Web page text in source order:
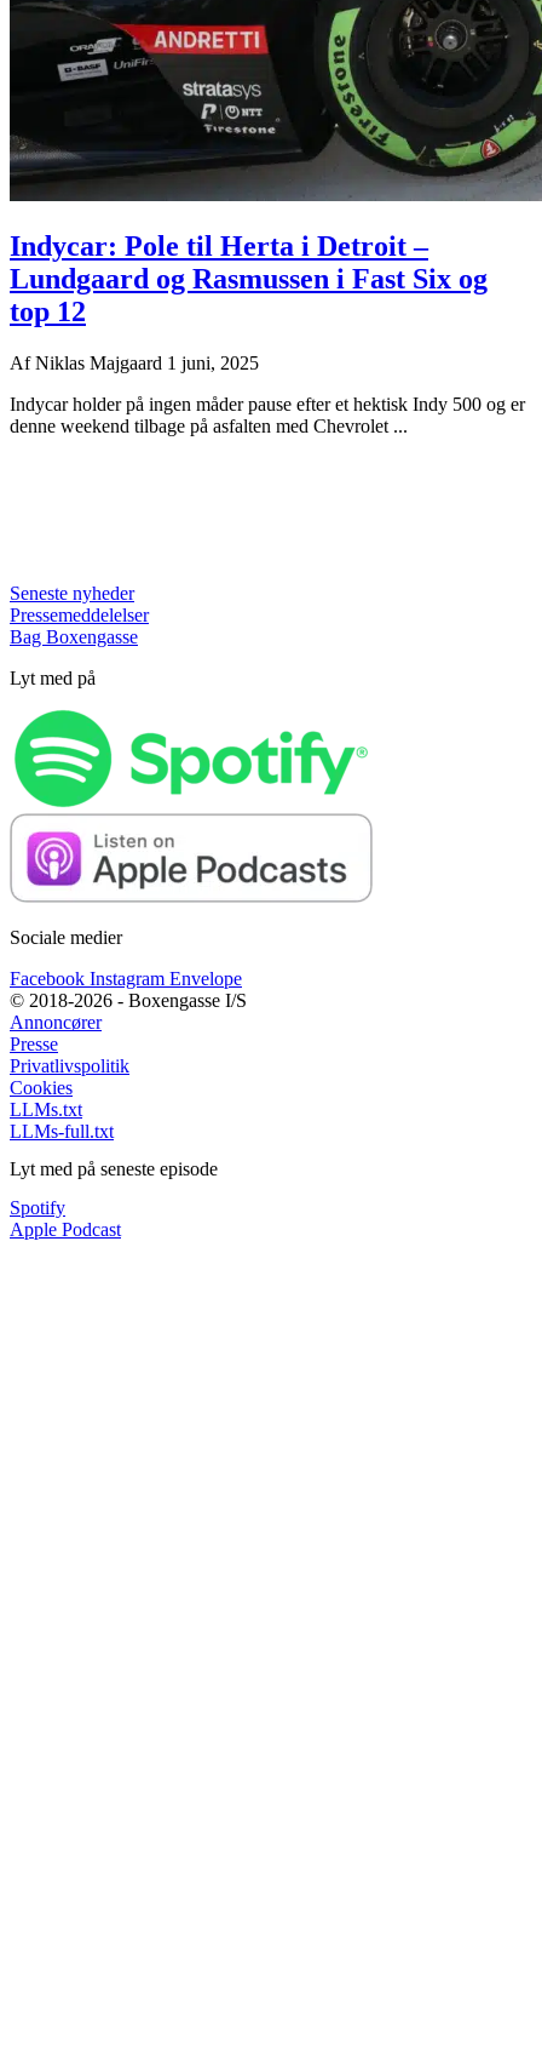
Indycar: Pole til Herta i Detroit –
Lundgaard og Rasmussen i Fast Six og
top 12
AfNiklas Majgaard 1 juni, 2025
Indycar holder på ingen måder pause efter et hektisk Indy 500 og er
denne weekend tilbage på asfalten med Chevrolet ...
Seneste nyheder
Pressemeddelelser
Bag Boxengasse
Lyt med på
Sociale medier
Facebook Instagram Envelope
© 2018-2026 - Boxengasse I/S
Annoncører
Presse
Privatlivspolitik
Cookies
LLMs.txt
LLMs-full.txt
Lyt med på seneste episode
Spotify
Apple Podcast